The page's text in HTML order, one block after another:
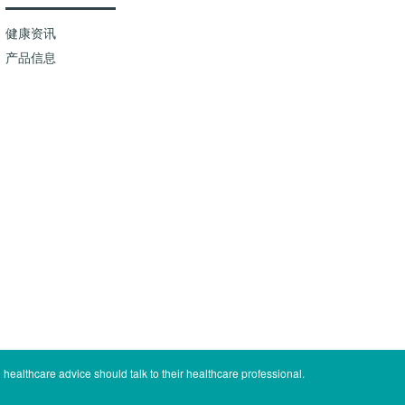
健康资讯
产品信息
advice should talk to their healthcare professional.